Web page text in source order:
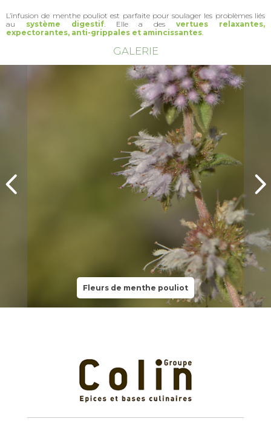
L’infusion de menthe pouliot est parfaite pour soulager les problèmes liés
au système digestif. Elle a desvertues relaxantes,
expectorantes, anti-grippales et amincissantes
GALERIE
Fleurs de menthe pouliot